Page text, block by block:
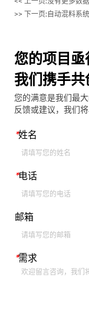
>> 下一页: 自动混料系统
您的项目亟
我们携手
您的满意是我们最
反馈或建议，我们将
*姓名
*电话
邮箱
*需求